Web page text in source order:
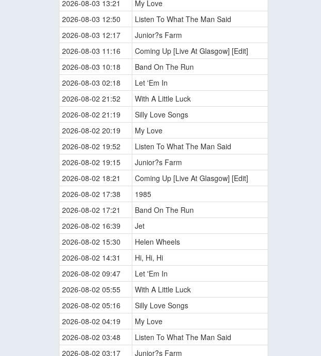
2026-08-03 13:21
My Love
2026-08-03 12:50
Listen To What The Man Said
2026-08-03 12:17
Junior?s Farm
2026-08-03 11:16
Coming Up [Live At Glasgow] [Edit]
2026-08-03 10:18
Band On The Run
2026-08-03 02:18
Let 'Em In
2026-08-02 21:52
With A Little Luck
2026-08-02 21:19
Silly Love Songs
2026-08-02 20:19
My Love
2026-08-02 19:52
Listen To What The Man Said
2026-08-02 19:15
Junior?s Farm
2026-08-02 18:21
Coming Up [Live At Glasgow] [Edit]
2026-08-02 17:38
1985
2026-08-02 17:21
Band On The Run
2026-08-02 16:39
Jet
2026-08-02 15:30
Helen Wheels
2026-08-02 14:31
Hi, Hi, Hi
2026-08-02 09:47
Let 'Em In
2026-08-02 05:55
With A Little Luck
2026-08-02 05:16
Silly Love Songs
2026-08-02 04:19
My Love
2026-08-02 03:48
Listen To What The Man Said
2026-08-02 03:17
Junior?s Farm